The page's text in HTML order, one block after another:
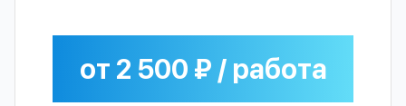
от 2 500 ₽ / работа